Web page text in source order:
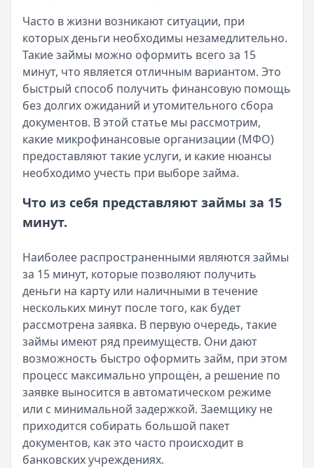
Читать новость
Срочный микрозайм 15 000 ₽ на карту: свежая
Кратко:Нужны 15 000 рублей на карту прямо сегодня?
Опубликовано:5 декабря 2025 г.
Категория:МФО
Читать новость
Рекордный рост доли клиентов МФО с iPhone: что
Кратко:В III квартале 2025 года владельцы iPhone
Опубликовано:5 декабря 2025 г.
Категория:МФО
Читать новость
57 сервисов микрозаймов через Госуслуги: где
Кратко:Авторизация через Госуслуги ускоряет
Категория:МФО
Читать новость
Смс о «одобренном займе» от Bigmani Ru: как
Кратко:Пришло СМС об одобрении займа от Bigmani
Опубликовано:23 ноября 2025 г.
Категория:МФО
Читать новость
Все новости
Часто в жизни возникают ситуации, при
которых деньги необходимы незамедлительно.
Такие займы можно оформить всего за 15
минут, что является отличным вариантом. Это
быстрый способ получить финансовую помощь
без долгих ожиданий и утомительного сбора
документов. В этой статье мы рассмотрим,
какие микрофинансовые организации (МФО)
предоставляют такие услуги, и какие нюансы
необходимо учесть при выборе займа.
Что из себя представляют займы за 15
минут.
Наиболее распространенными являются займы
за 15 минут, которые позволяют получить
деньги на карту или наличными в течение
нескольких минут после того, как будет
рассмотрена заявка. В первую очередь, такие
займы имеют ряд преимуществ. Они дают
возможность быстро оформить займ, при этом
процесс максимально упрощён, а решение по
заявке выносится в автоматическом режиме
или с минимальной задержкой. Заемщику не
приходится собирать большой пакет
документов, как это часто происходит в
банковских учреждениях.